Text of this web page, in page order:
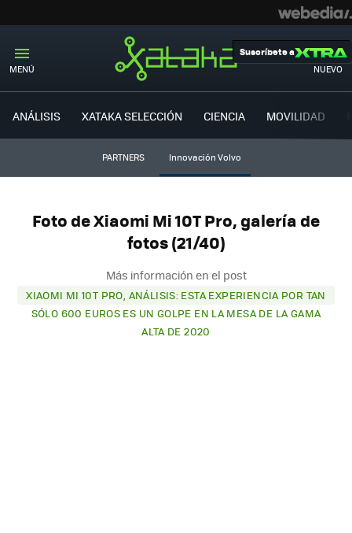
MENÚ NUEVO
Suscríbete a
ANÁLISIS XATAKA SELECCIÓN CIENCIA MOVILIDAD
PARTNERS Innovación Volvo
Foto de Xiaomi Mi 10T Pro, galería de
fotos (21/40)
Más información en el post
XIAOMI MI 10T PRO, ANÁLISIS: ESTA EXPERIENCIA POR TAN
SÓLO 600 EUROS ES UN GOLPE EN LA MESA DE LA GAMA
ALTA DE 2020